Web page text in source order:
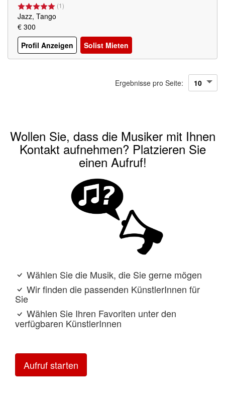
(1)
Jazz, Tango
€ 300
Profil Anzeigen
Solist Mieten
Ergebnisse pro Seite:
Wollen Sie, dass die Musiker mit Ihnen
Kontakt aufnehmen? Platzieren Sie
einen Aufruf!
Wählen Sie die Musik, die Sie gerne mögen
Wir finden die passenden KünstlerInnen für
Sie
Wählen Sie Ihren Favoriten unter den
verfügbaren KünstlerInnen
Aufruf starten